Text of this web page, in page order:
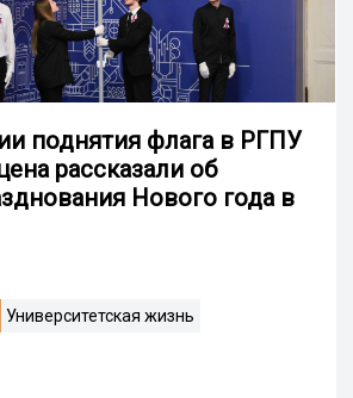
поднятия флага в РГПУ
рассказали об
Нового года в
Университетская жизнь